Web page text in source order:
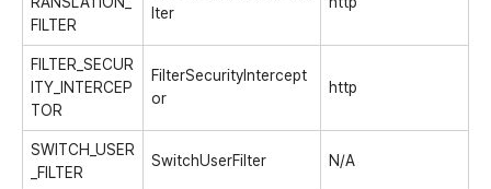
FILTER
lter
FILTER_SECUR
ITY_INTERCEP
TOR
FilterSecurityIntercept
or
http
SWITCH_USER
_FILTER
SwitchUserFilter N/A